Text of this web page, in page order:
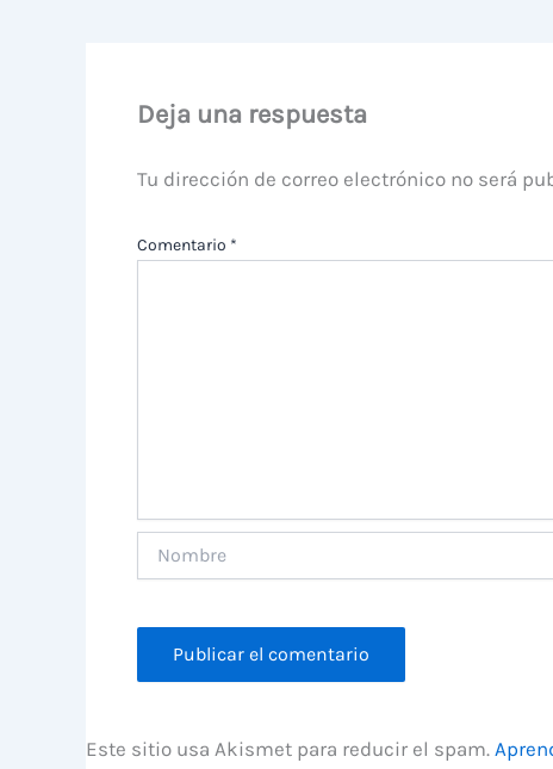
Deja una respuesta
Tu dirección de correo electrónico no será
Comentario *
Este sitio usa Akismet para reducir el spam.